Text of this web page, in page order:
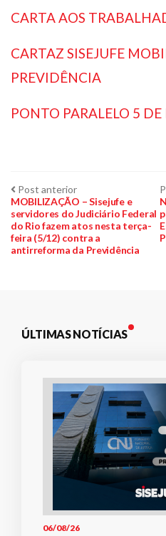
CARTA AOS
CARTAZ SISEJUFE
PREVIDÊNCIA
PONTO PARALELO 5
Navegação
de
Post
Post anteriorPost
anterior:
MOBILIZAÇÃO – Sisejufe e
servidores do Judiciário Federal
do Rio fazem atos nesta terça-
feira (5/12) contra a
antirreforma da Previdência
ÚLTIMAS NOTÍCIAS
06/08/26